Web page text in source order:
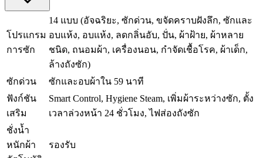
โปรแกรม
การซัก
14 แบบ (อัจฉริยะ, ซักด่วน, ขจัดคราบฝังลึก, ซักและ
อบแห้ง, อบแห้ง, ลดกลิ่นอับ, ปั่น, ผ้าฝ้าย, ผ้าหลาย
ชนิด, ถนอมผ้า, เครื่องนอน, กำจัดเชื้อโรค, ผ้าเด็ก,
ล้างถังซัก)
ซักด่วน
ซักและอบผ้าใน 59 นาที
ฟังก์ชัน
เสริม
Smart Control, Hygiene Steam, เพิ่มผ้าระหว่างซัก, ตั้ง
เวลาล่วงหน้า 24 ชั่วโมง, ไฟส่องถังซัก
ชั่งน้ำ
หนักผ้า
รองรับ